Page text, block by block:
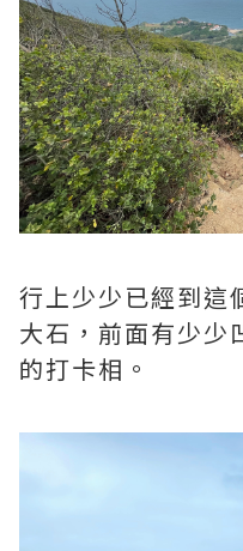
行上少少已經到這
大石，前面有少
的打卡相。